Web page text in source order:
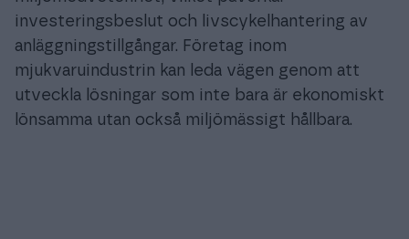
investeringsbeslut och livscykelhantering av
anläggningstillgångar. Företag inom
mjukvaruindustrin kan leda vägen genom att
utveckla lösningar som inte bara är ekonomiskt
lönsamma utan också miljömässigt hållbara.